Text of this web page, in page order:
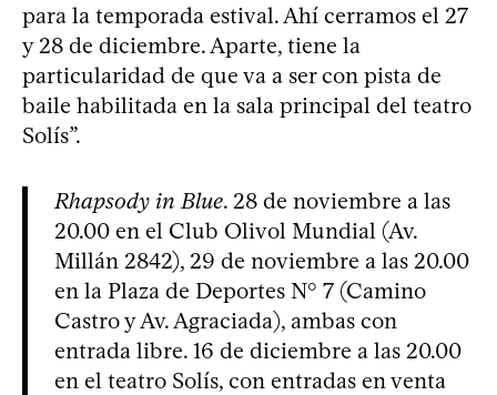
para la temporada estival. Ahí cerramos el 27
y 28 de diciembre. Aparte, tiene la
particularidad de que va a ser con pista de
baile habilitada en la sala principal del teatro
Solís”.
Rhapsody in Blue. 28 de noviembre a las
20.00 en el Club Olivol Mundial (Av.
Millán 2842), 29 de noviembre a las 20.00
en la Plaza de Deportes N° 7 (Camino
Castro y Av. Agraciada), ambas con
entrada libre. 16 de diciembre a las 20.00
en el teatro Solís, con entradas en venta